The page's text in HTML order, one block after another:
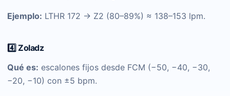
Ejemplo: LTHR 172 → Z2 (80–89%) ≈ 138–153 lpm.
4️⃣ Zoladz
Qué es: escalones fijos desde FCM (−50, −40, −30,
−20, −10) con ±5 bpm.